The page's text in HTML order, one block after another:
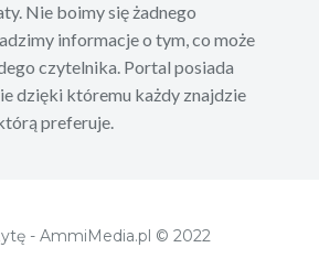
Nie boimy się żadnego
informacje o tym, co może
czytelnika. Portal posiada
dzięki któremu każdy znajdzie
preferuje.
- AmmiMedia.pl © 2022